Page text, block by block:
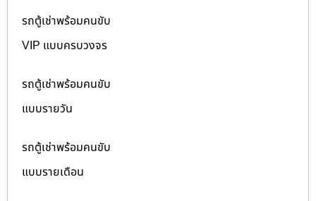
รถตู้เช่าพร้อมคนขับ
VIP แบบครบวงจร
รถตู้เช่าพร้อมคนขับ
แบบรายวัน
รถตู้เช่าพร้อมคนขับ
แบบรายเดือน